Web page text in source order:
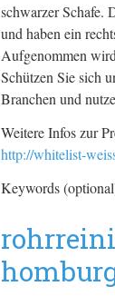
schwarzer Schafe.
und haben ein
Aufgenommen
Schützen Sie sich
Branchen und
Weitere Infos zur
http://whitelist-
Keywords